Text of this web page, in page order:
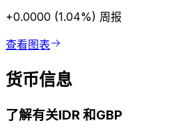
+0.0000 (1.04%) 周报
查看图表
货币信息
了解有关IDR 和GBP